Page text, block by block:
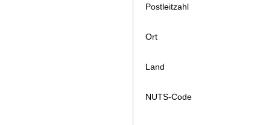
Postleitzahl
Ort
Land
NUTS-Code